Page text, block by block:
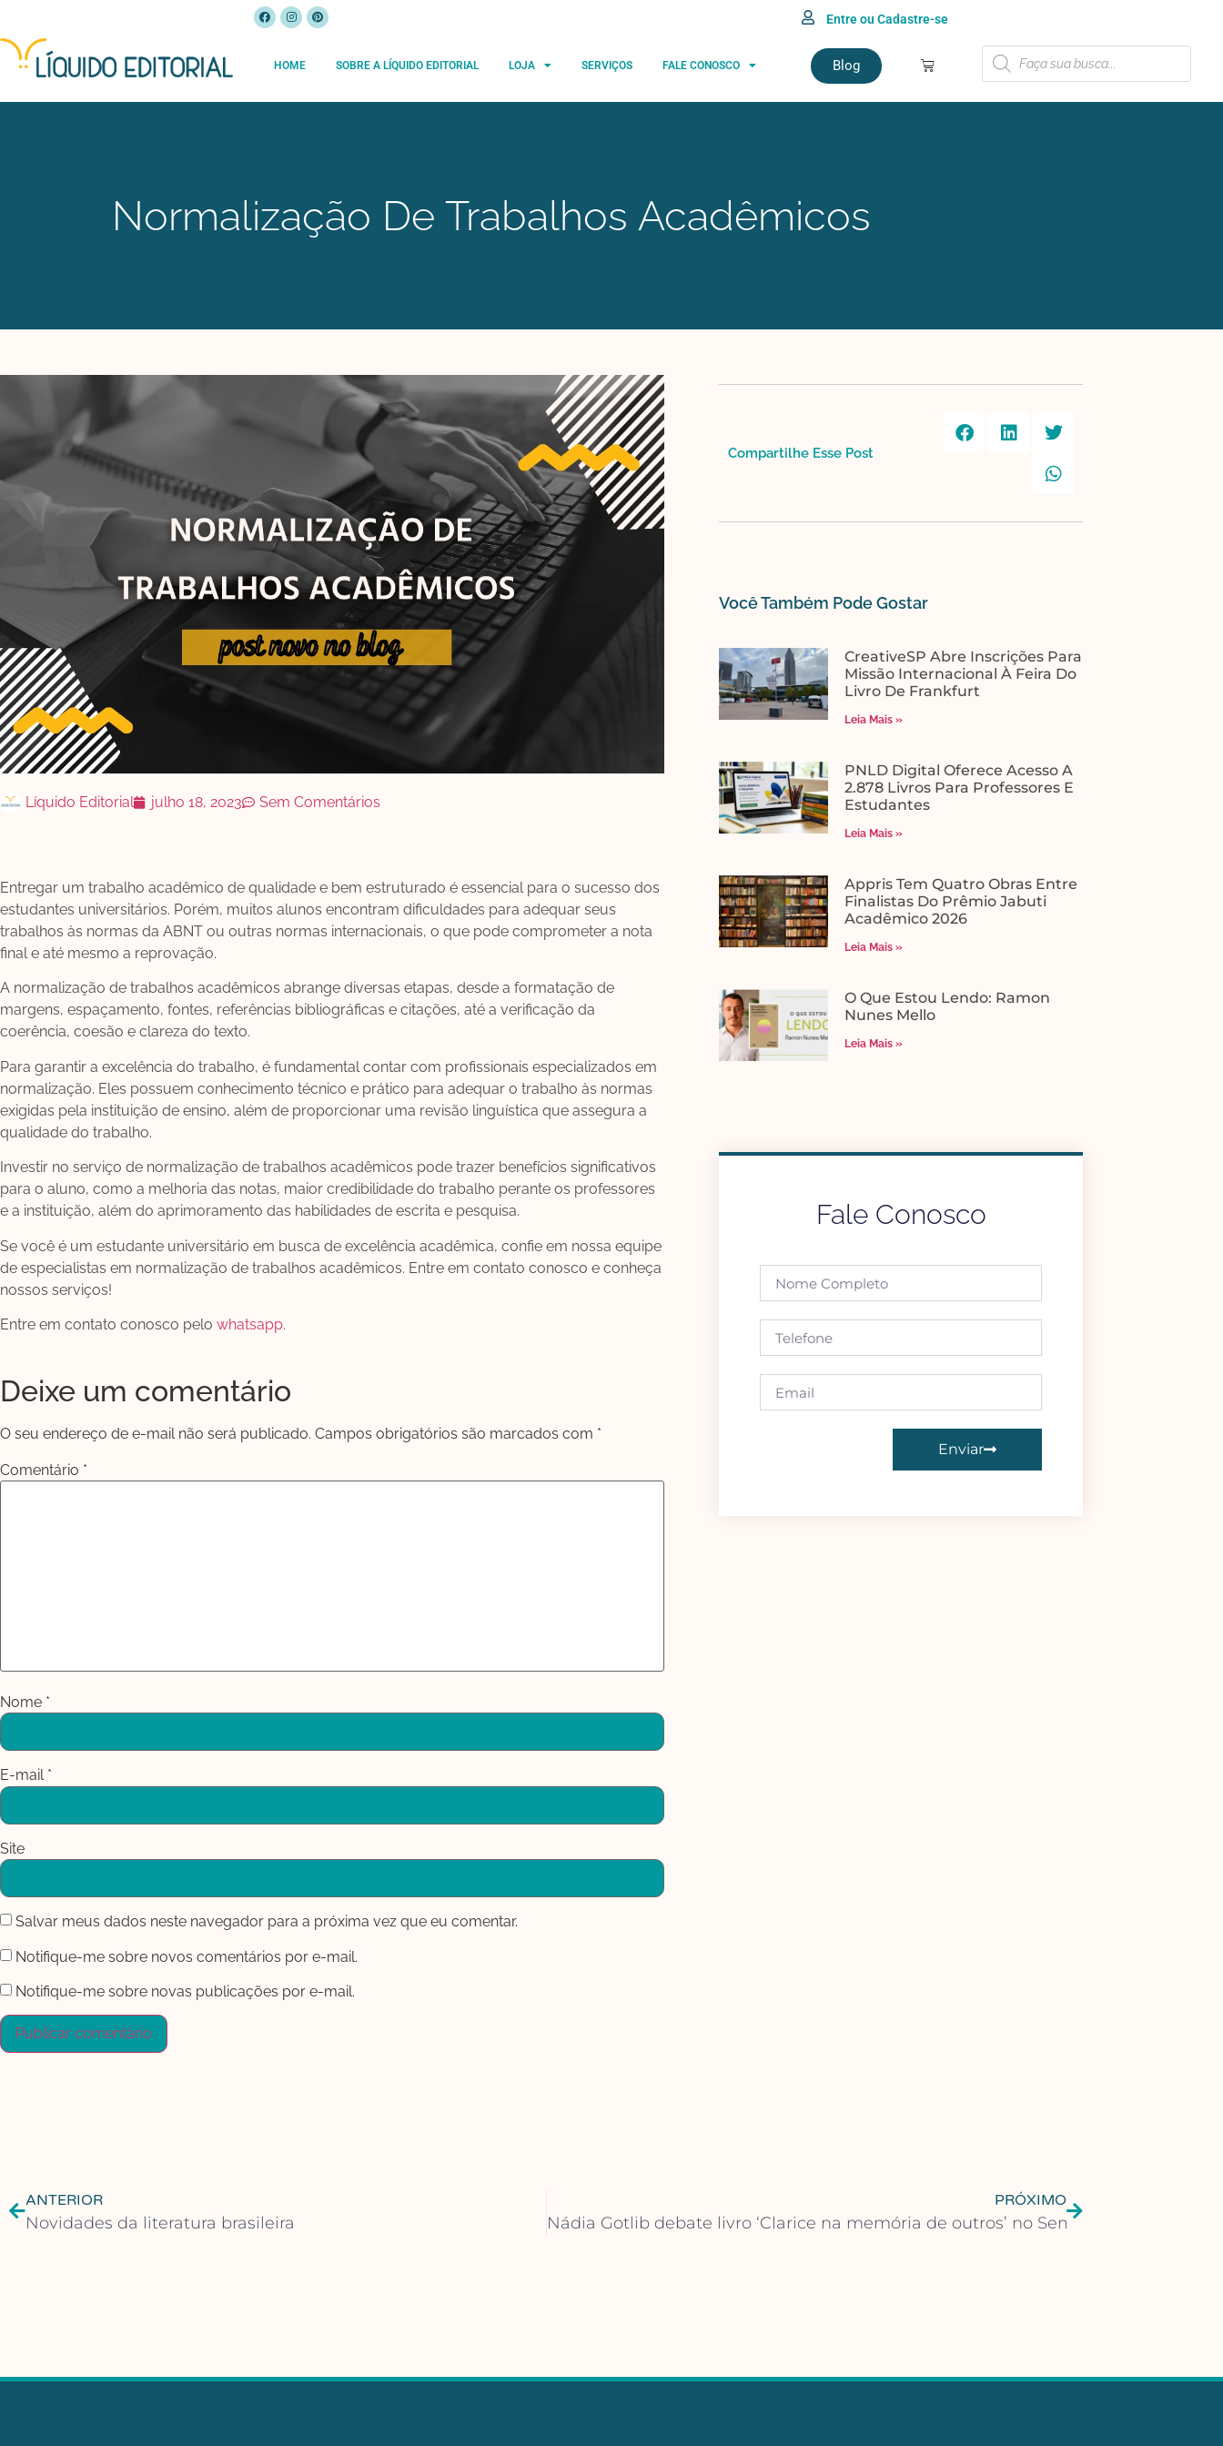
Entre ou Cadastre-se
HOME SOBRE A LÍQUIDO EDITORIAL LOJA SERVIÇOS FALE CONOSCO Blog
Normalização De Trabalhos Acadêmicos
Líquido Editorial julho 18, 2023 Sem Comentários
Entregar um trabalho acadêmico de qualidade e bem estruturado é essencial para o sucesso dos
estudantes universitários. Porém, muitos alunos encontram dificuldades para adequar seus
trabalhos às normas da ABNT ou outras normas internacionais, o que pode comprometer a nota
final e até mesmo a reprovação.
A normalização de trabalhos acadêmicos abrange diversas etapas, desde a formatação de
margens, espaçamento, fontes, referências bibliográficas e citações, até a verificação da
coerência, coesão e clareza do texto.
Para garantir a excelência do trabalho, é fundamental contar com profissionais especializados em
normalização. Eles possuem conhecimento técnico e prático para adequar o trabalho às normas
exigidas pela instituição de ensino, além de proporcionar uma revisão linguística que assegura a
qualidade do trabalho.
Investir no serviço de normalização de trabalhos acadêmicos pode trazer benefícios significativos
para o aluno, como a melhoria das notas, maior credibilidade do trabalho perante os professores
e a instituição, além do aprimoramento das habilidades de escrita e pesquisa.
Se você é um estudante universitário em busca de excelência acadêmica, confie em nossa equipe
de especialistas em normalização de trabalhos acadêmicos. Entre em contato conosco e conheça
nossos serviços!
Entre em contato conosco pelo whatsapp.
Deixe um comentário
O seu endereço de e-mail não será publicado. Campos obrigatórios são marcados com *
Comentário *
Nome *
E-mail *
Site
Salvar meus dados neste navegador para a próxima vez que eu comentar.
Notifique-me sobre novos comentários por e-mail.
Notifique-me sobre novas publicações por e-mail.
Compartilhe Esse Post​
Você Também Pode Gostar​
CreativeSP Abre Inscrições Para
Missão Internacional À Feira Do
Livro De Frankfurt
Leia Mais »
PNLD Digital Oferece Acesso A
2.878 Livros Para Professores E
Estudantes
Leia Mais »
Appris Tem Quatro Obras Entre
Finalistas Do Prêmio Jabuti
Acadêmico 2026
Leia Mais »
O Que Estou Lendo: Ramon
Nunes Mello
Leia Mais »
Fale Conosco
Enviar
ANTERIOR
Novidades da literatura brasileira
PRÓXIMO
Nádia Gotlib debate livro ‘Clarice na memória de outros’ no Sempre Um Papo